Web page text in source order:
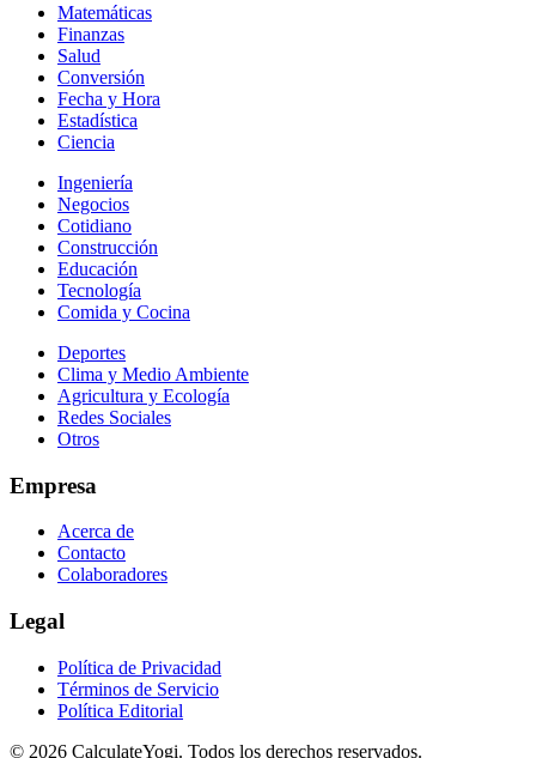
Matemáticas
Finanzas
Salud
Conversión
Fecha y Hora
Estadística
Ciencia
Ingeniería
Negocios
Cotidiano
Construcción
Educación
Tecnología
Comida y Cocina
Deportes
Clima y Medio Ambiente
Agricultura y Ecología
Redes Sociales
Otros
Empresa
Acerca de
Contacto
Colaboradores
Legal
Política de Privacidad
Términos de Servicio
Política Editorial
© 2026 CalculateYogi. Todos los derechos reservados.